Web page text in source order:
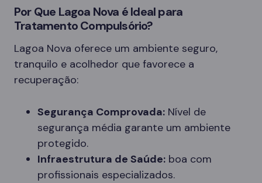
Por Que Lagoa Nova é Ideal para
Tratamento Compulsório?
Lagoa Nova oferece um ambiente seguro,
tranquilo e acolhedor que favorece a
recuperação:
Segurança Comprovada: Nível de
segurança média garante um ambiente
protegido.
Infraestrutura de Saúde: boa com
profissionais especializados.